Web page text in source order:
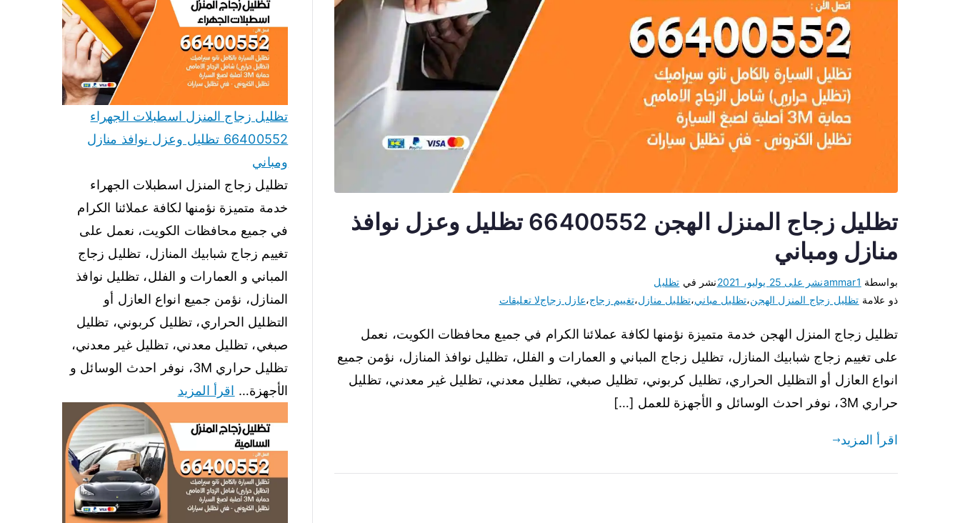
تظليل زجاج المنزل الهجن 66400552 تظليل وعزل نوافذ
منازل ومباني
بواسطة ammar1نشر على 25 يوليو، 2021 نشر في تظليل
ذو علامة تظليل زجاج المنزل الهجن،تظليل مباني،تظليل منازل،تغييم زجاج،عازل زجاجلا تعليقات
تظليل زجاج المنزل الهجن خدمة متميزة نؤمنها لكافة عملائنا الكرام في جميع محافظات الكويت، نعمل
على تغييم زجاج شبابيك المنازل، تظليل زجاج المباني و العمارات و الفلل، تظليل نوافذ المنازل، نؤمن جميع
انواع العازل أو التظليل الحراري، تظليل كربوني، تظليل صبغي، تظليل معدني، تظليل غير معدني، تظليل
حراري 3M، نوفر احدث الوسائل و الأجهزة للعمل […]
اقرأ المزيد
تظليل زجاج المنزل اسطبلات الجهراء
66400552 تظليل وعزل نوافذ منازل
ومباني
تظليل زجاج المنزل اسطبلات الجهراء
خدمة متميزة نؤمنها لكافة عملائنا الكرام
في جميع محافظات الكويت، نعمل على
تغييم زجاج شبابيك المنازل، تظليل زجاج
المباني و العمارات و الفلل، تظليل نوافذ
المنازل، نؤمن جميع انواع العازل أو
التظليل الحراري، تظليل كربوني، تظليل
صبغي، تظليل معدني، تظليل غير معدني،
تظليل حراري 3M، نوفر احدث الوسائل و
الأجهزة… اقرأ المزيد